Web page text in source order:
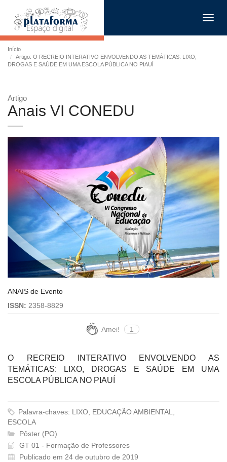
Início
Artigo: O RECREIO INTERATIVO ENVOLVENDO AS TEMÁTICAS: LIXO,
DROGAS E SAÚDE EM UMA ESCOLA PÚBLICA NO PIAUÍ
Artigo
Anais VI CONEDU
ANAIS de Evento
ISSN: 2358-8829
Amei! 1
O RECREIO INTERATIVO ENVOLVENDO AS
TEMÁTICAS: LIXO, DROGAS E SAÚDE EM UMA
ESCOLA PÚBLICA NO PIAUÍ
Palavra-chaves: LIXO, EDUCAÇÃO AMBIENTAL,
ESCOLA
Pôster (PO)
GT 01 - Formação de Professores
Publicado em 24 de outubro de 2019